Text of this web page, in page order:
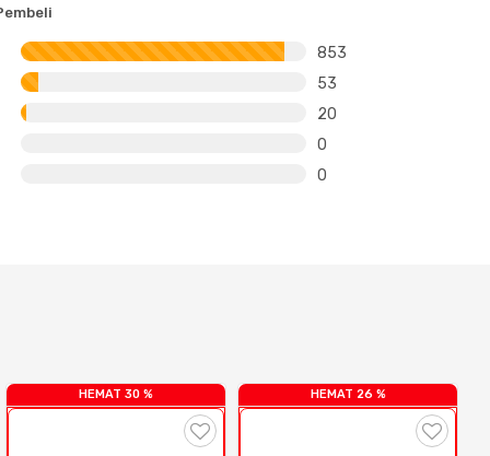
853
53
20
0
0
HEMAT 30 % HEMAT 26 %